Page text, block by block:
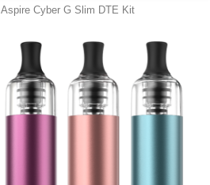
Aspire Cyber G Slim DTE Kit